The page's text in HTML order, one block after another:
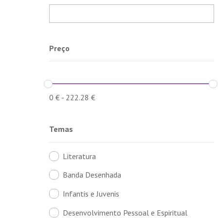
Preço
0 €- 222.28 €
Temas
Literatura
Banda Desenhada
Infantis e Juvenis
Desenvolvimento Pessoal e Espiritual